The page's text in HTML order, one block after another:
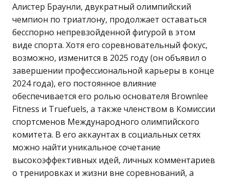
Алистер Браунли, двукратный олимпийский
чемпион по триатлону, продолжает оставаться
бесспорно непревзойденной фигурой в этом
виде спорта. Хотя его соревновательный фокус,
возможно, изменится в 2025 году (он объявил о
завершении профессиональной карьеры в конце
2024 года), его постоянное влияние
обеспечивается его ролью основателя Brownlee
Fitness и Truefuels, а также членством в Комиссии
спортсменов Международного олимпийского
комитета. В его аккаунтах в социальных сетях
можно найти уникальное сочетание
высокоэффективных идей, личных комментариев
о тренировках и жизни вне соревнований, а